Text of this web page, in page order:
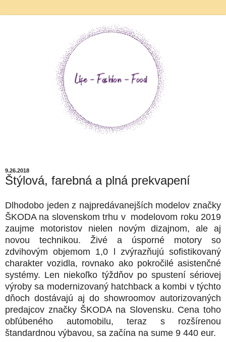
9.26.2018
Štýlová, farebná a plná prekvapení
Dlhodobo jeden z najpredávanejších modelov značky
ŠKODA na slovenskom trhu v modelovom roku 2019
zaujme motoristov nielen novým dizajnom, ale aj
novou technikou. Živé a úsporné motory so
zdvihovým objemom 1,0 l zvýrazňujú sofistikovaný
charakter vozidla, rovnako ako pokročilé asistenčné
systémy. Len niekoľko týždňov po spustení sériovej
výroby sa modernizovaný hatchback a kombi v týchto
dňoch dostávajú aj do showroomov autorizovaných
predajcov značky ŠKODA na Slovensku. Cena toho
obľúbeného automobilu, teraz s rozšírenou
štandardnou výbavou, sa začína na sume 9 440 eur.